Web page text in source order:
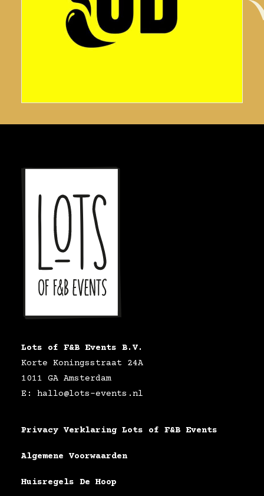
Lots of F&B Events B.V.
Korte Koningsstraat 24A
1011 GA Amsterdam
E: hallo@lots-events.nl
Privacy Verklaring Lots of F&B Events
Algemene Voorwaarden
Huisregels De Hoop